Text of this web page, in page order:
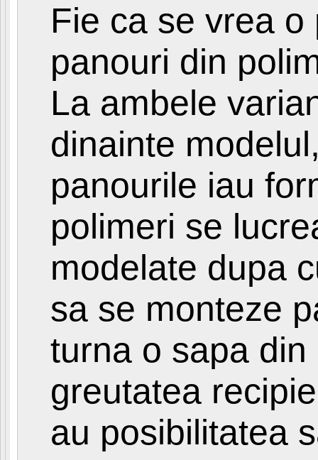
Fie ca se vrea
panouri din
La ambele
dinainte
panourile iau
polimeri se
modelate dupa
sa se monteze
turna o sapa
greutatea
au posibilitatea